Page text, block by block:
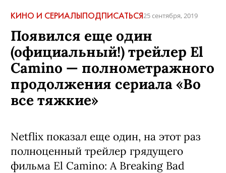
КИНО И СЕРИАЛЫПОДПИСАТЬСЯ25 сентября, 2019
Появился еще один
(официальный!) трейлер El
Camino — полнометражного
продолжения сериала «Во
все тяжкие»
Netflix показал еще один, на этот раз
полноценный трейлер грядущего
фильма El Camino: A Breaking Bad